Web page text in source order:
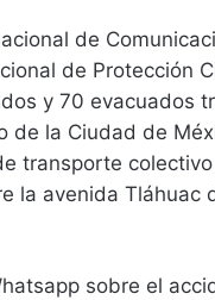
de
de Protección
y 70 evacuados
de la Ciudad de
transporte
la avenida Tláhuac
sobre el